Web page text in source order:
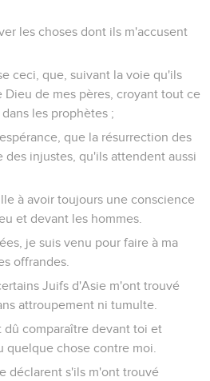
les choses dont ils m'accusent
ceci, que, suivant la voie qu'ils
Dieu de mes pères, croyant tout ce
les prophètes ;
que la résurrection des
des injustes, qu'ils attendent aussi
à avoir toujours une conscience
et devant les hommes.
je suis venu pour faire à ma
offrandes.
Juifs d'Asie m'ont trouvé
attroupement ni tumulte.
dû comparaître devant toi et
quelque chose contre moi.
déclarent s'ils m'ont trouvé